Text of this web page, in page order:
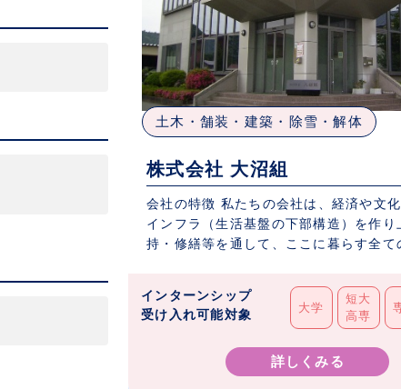
土木・舗装・建築・除雪・解体
株式会社 大沼組
会社の特徴 私たちの会社は、経済や文
インフラ（生活基盤の下部構造）を作り
持・修繕等を通して、ここに暮らす全て
インターンシップ
受け入れ可能対象
大学
短大
高専
詳しくみる